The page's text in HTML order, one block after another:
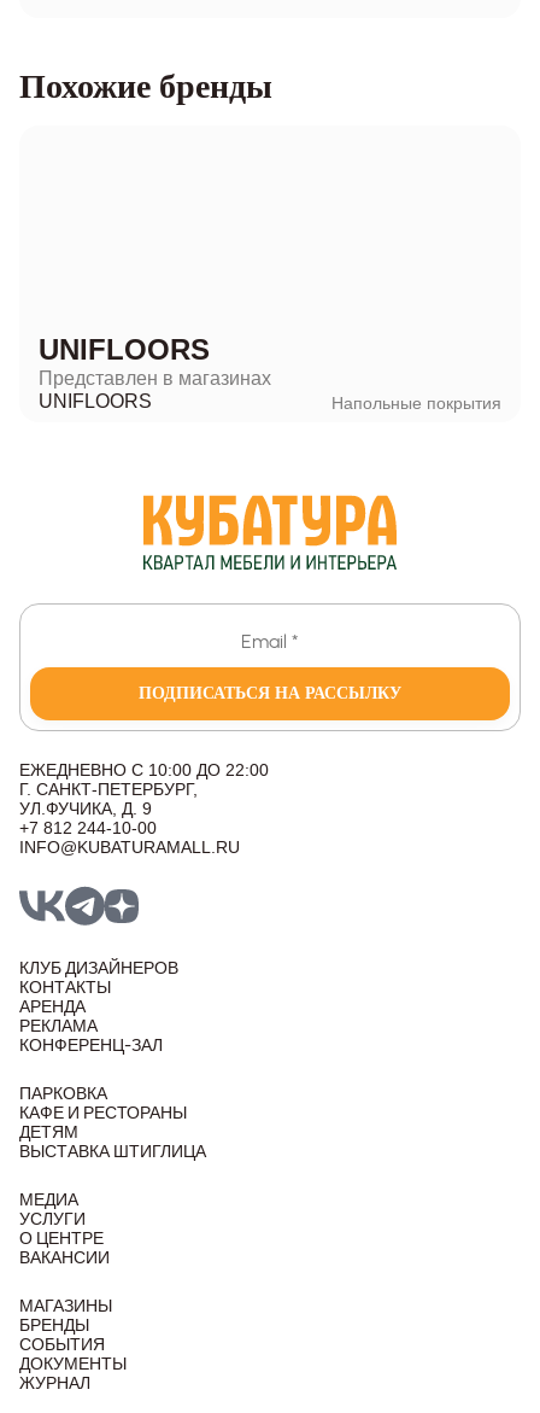
Похожие бренды
UNIFLOORS
Представлен в магазинах
UNIFLOORS
Напольные покрытия
ПОДПИСАТЬСЯ НА РАССЫЛКУ
ЕЖЕДНЕВНО С 10:00 ДО 22:00
Г. САНКТ-ПЕТЕРБУРГ,
УЛ.ФУЧИКА, Д. 9
+7 812 244-10-00
INFO@KUBATURAMALL.RU
КЛУБ ДИЗАЙНЕРОВ
КОНТАКТЫ
АРЕНДА
РЕКЛАМА
КОНФЕРЕНЦ-ЗАЛ
ПАРКОВКА
КАФЕ И РЕСТОРАНЫ
ДЕТЯМ
ВЫСТАВКА ШТИГЛИЦА
МЕДИА
УСЛУГИ
О ЦЕНТРЕ
ВАКАНСИИ
МАГАЗИНЫ
БРЕНДЫ
СОБЫТИЯ
ДОКУМЕНТЫ
ЖУРНАЛ